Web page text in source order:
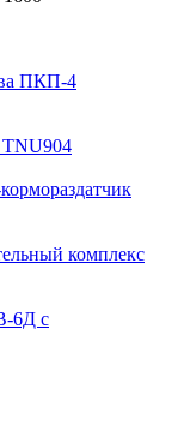
ПКП-4
комплекс
6Д с